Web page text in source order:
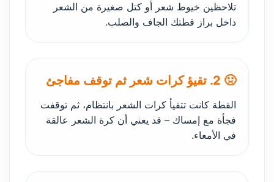
تلاحظين خيوط شعر أو كتل صغيرة من الشعر
داخل براز قطتك الجاف والصلب.
🤢 2. تقيؤ كرات شعر ثم توقف مفاجئ
القطة كانت تتقيأ كرات الشعر بانتظام، ثم توقفت
فجأة مع إمساك – قد يعني أن كرة الشعر عالقة
في الأمعاء.